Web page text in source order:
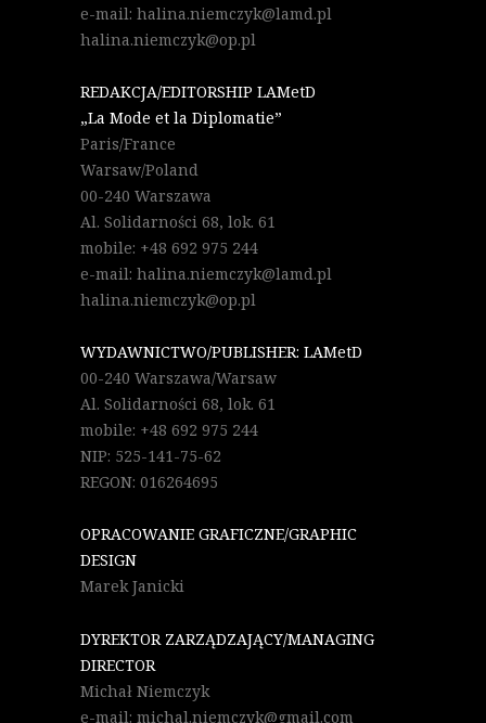
e-mail: halina.niemczyk@lamd.pl
halina.niemczyk@op.pl
REDAKCJA/EDITORSHIP LAMetD
„La Mode et la Diplomatie”
Paris/France
Warsaw/Poland
00-240 Warszawa
Al. Solidarności 68, lok. 61
mobile: +48 692 975 244
e-mail: halina.niemczyk@lamd.pl
halina.niemczyk@op.pl
WYDAWNICTWO/PUBLISHER: LAMetD
00-240 Warszawa/Warsaw
Al. Solidarności 68, lok. 61
mobile: +48 692 975 244
NIP: 525-141-75-62
REGON: 016264695
OPRACOWANIE GRAFICZNE/GRAPHIC
DESIGN
Marek Janicki
DYREKTOR ZARZĄDZAJĄCY/MANAGING
DIRECTOR
Michał Niemczyk
e-mail: michal.niemczyk@gmail.com